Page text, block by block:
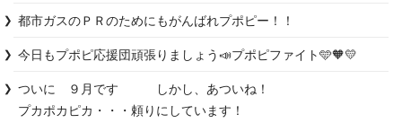
都市ガスのＰＲのためにもがんばれプポピー！！
今日もプポピ応援団頑張りましょう📣プポピファイト🩵🧡💛
ついに　９月です　　　しかし、あついね！
プカポカピカ・・・頼りにしています！